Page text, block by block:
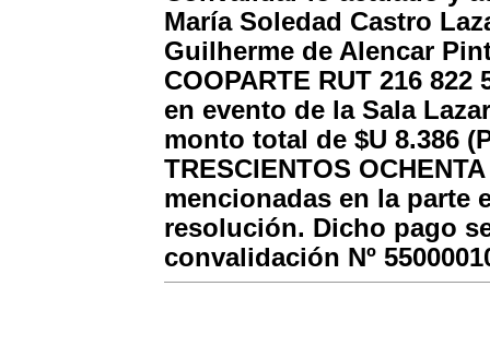
María Soledad Castro
Guilherme de Alencar
COOPARTE RUT 216
en evento de la Sala
monto total de $U 8.386
TRESCIENTOS
mencionadas en la parte
resolución. Dicho pago
convalidación Nº